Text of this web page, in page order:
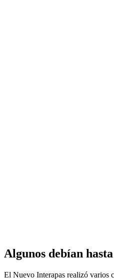
Algunos debían
El Nuevo Interapas realizó varios